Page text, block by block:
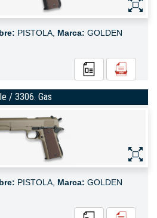
PISTOLA, Marca: GOLDEN
/ 3306. Gas
PISTOLA, Marca: GOLDEN